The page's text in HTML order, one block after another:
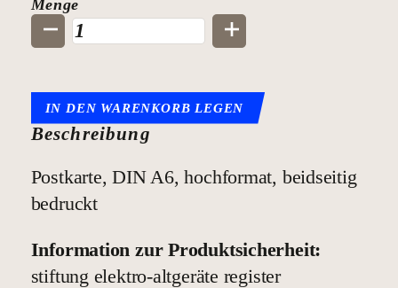
Stecker
zählt.
Menge
Menge
IN DEN WARENKORB LEGEN
Beschreibung
Postkarte, DIN A6, hochformat, beidseitig
bedruckt
Information zur Produktsicherheit:
stiftung elektro-altgeräte register